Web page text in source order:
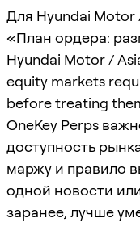
Для Hyundai Motor
«План ордера:
Hyundai Motor /
equity markets
before treating
OneKey Perps
доступность
маржу и правило
одной новости
заранее, лучше